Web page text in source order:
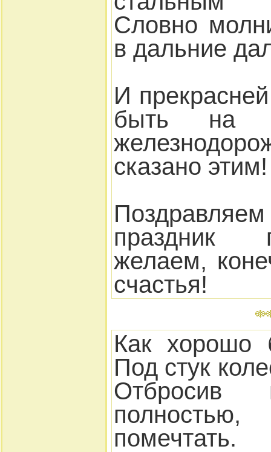
Словно
в дальние
И
быть на
сказано этим!
праздник
желаем,
счастья!
Как хорошо
Под стук
Отбросив
помечтать.